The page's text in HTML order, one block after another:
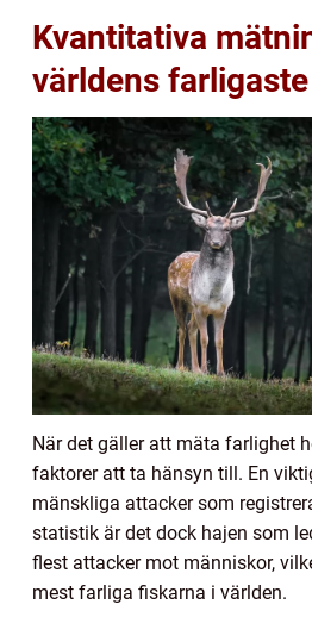
Kvantitativa
världens
När det gäller att mäta farlighet
faktorer att ta hänsyn till. En
mänskliga attacker som
statistik är det dock hajen som
flest attacker mot människor,
mest farliga fiskarna i världen.